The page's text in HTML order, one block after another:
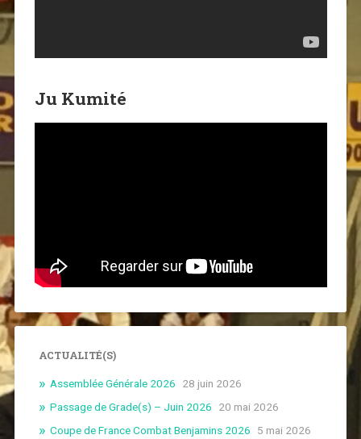
Ju Kumité
ACTUALITÉ(S)
Assemblée Générale 2026
28 juin 2026
Passage de Grade(s) – Juin 2026
20 mai 2026
Coupe de France Combat Benjamins 2026
5 mai 2026